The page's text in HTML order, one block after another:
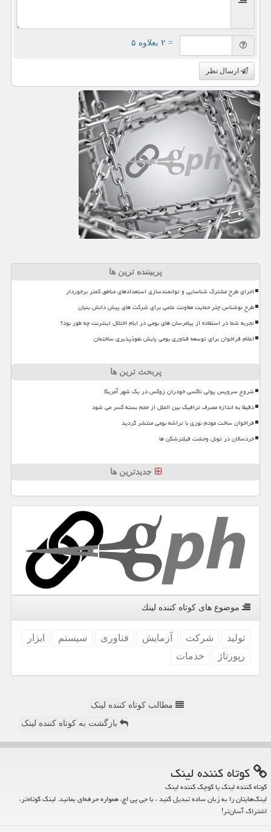
= ۲ بعلاوه ۵
ارسال نظر
پربیننده ترین ها
اجرای طرح مشترک شناسایی و توانمندسازی استعدادهای مناطق کمتر برخوردار
طرح نوشناس چتر حمایت معاونت علمی برای شرکت های پیش دانش بنیان
تجربه شما در استفاده از پیامرسان های بومی در ایام اختلال اینترنت چه طور بود؟
اعلام فراخوان برای توسعه فناوری بومی پایش نفوذپذیری ساختمان
پربحث ترین ها
شروع سرویس پولی تاکسی خودران زوکس در یک شهر آمریکا
دقیقا به اندازه مصرف ترافیک بین الملل از حجم بسته کسر می شود
فراخوان ساخت مودم نوری با تراشه بومی منتشر گردید
خردسالان در تونل وحشت فیلترشکن ها
جدیدترین ها
موضوع های كوتاه كننده لینك
تولید شركت آزمایش فناوری سیستم
ابزار
رپورتاژ
خدمات
مطالب کوتاه کننده لینک
بازگشت به کوتاه کننده لینک
كوتاه كننده لینك
کوتاه کننده لینک یا کوچک کننده لینک
لینک‌هایتان را به زبان ساده تبدیل کنید ، با جی پی اچ، همواره حرفه‌ای بمانید. لینک کوتاه‌تر،
اشتراک آسان‌تر!